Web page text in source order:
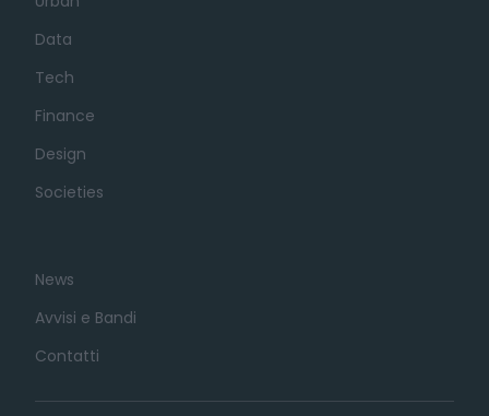
Data
Tech
Finance
Design
Societies
News
Avvisi e Bandi
Contatti